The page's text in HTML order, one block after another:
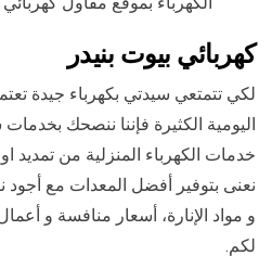
كهربائي بيوت بنيدر
لكي تتمتعي سيدتي بكهرباء جيدة
اليومية الكثيرة فإننا ننصحك
خدمات الكهرباء المنزلية من تمديد
نعنى بتوفير أفضل المعدات مع أجود
و مواد الإنارة، أسعار منافسة و
لكم.